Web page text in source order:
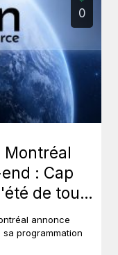
0
Montréal
: Cap
de tous
à ses voix
annonce
sa programmation